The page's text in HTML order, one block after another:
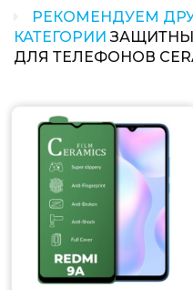
РЕКОМЕНДУЕМ
КАТЕГОРИИ
ДЛЯ ТЕЛЕФОНОВ